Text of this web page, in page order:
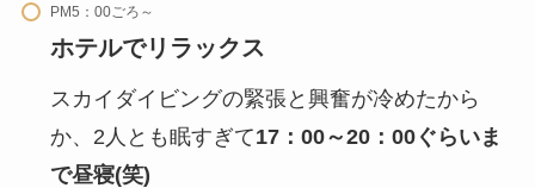
PM5：00ごろ～
ホテルでリラックス
スカイダイビングの緊張と興奮が冷めたから
か、2人とも眠すぎて17：00～20：00ぐらいま
で昼寝(笑)